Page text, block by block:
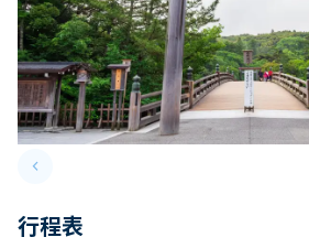
keyboard_arrow_leftPrevious slide
行程表